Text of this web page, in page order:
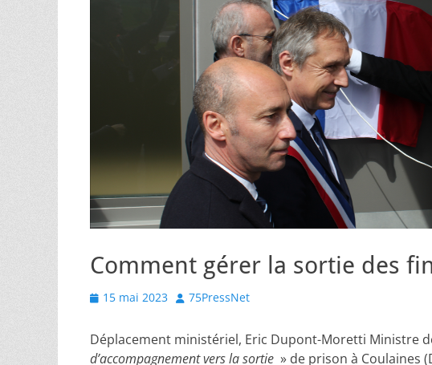
Comment gérer la sortie des
Posted
15 mai 2023 Author
75PressNet
Déplacement ministériel, Eric Dupont-Moretti Ministre
d’accompagnement vers la sortie » de prison à Coulaines